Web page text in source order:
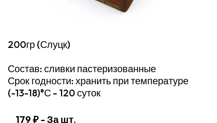
200гр (Слуцк)
Состав: сливки пастеризованные
Срок годности: хранить при температуре
(-13-18)°С - 120 суток
179 ₽ - За шт.